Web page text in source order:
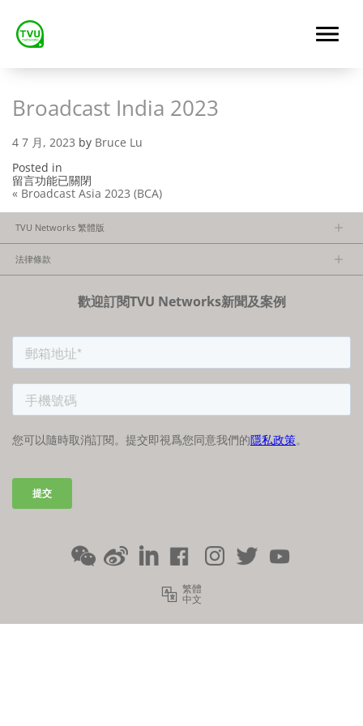
Broadcast India 2023
4 7 月, 2023 by Bruce Lu
Posted in
在
〈Broadcast
中
留言功能已關閉
« Broadcast Asia 2023 (BCA)
TVU Networks 繁體版
法律條款
歡迎訂閱TVU Networks新聞及案例
繁體
中文